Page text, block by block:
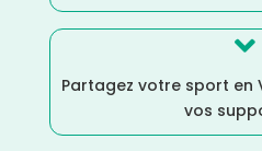

Partagez votre sport en
vos